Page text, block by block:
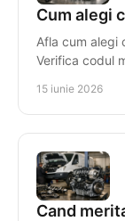
Cum alegi
Afla cum alegi
Verifica codul
15 iunie 2026
Cand